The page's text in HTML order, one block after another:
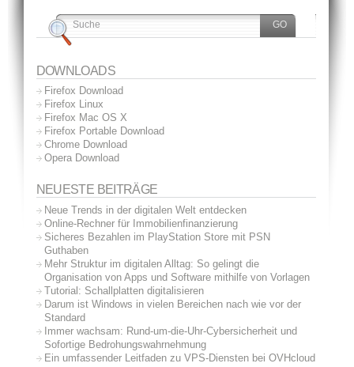
DOWNLOADS
Firefox Download
Firefox Linux
Firefox Mac OS X
Firefox Portable Download
Chrome Download
Opera Download
NEUESTE BEITRÄGE
Neue Trends in der digitalen Welt entdecken
Online-Rechner für Immobilienfinanzierung
Sicheres Bezahlen im PlayStation Store mit PSN
Guthaben
Mehr Struktur im digitalen Alltag: So gelingt die
Organisation von Apps und Software mithilfe von Vorlagen
Tutorial: Schallplatten digitalisieren
Darum ist Windows in vielen Bereichen nach wie vor der
Standard
Immer wachsam: Rund-um-die-Uhr-Cybersicherheit und
Sofortige Bedrohungswahrnehmung
Ein umfassender Leitfaden zu VPS-Diensten bei OVHcloud